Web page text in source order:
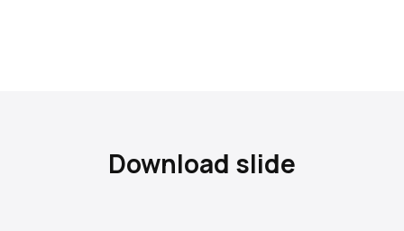
Download slide